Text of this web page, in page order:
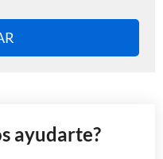
ayudarte?